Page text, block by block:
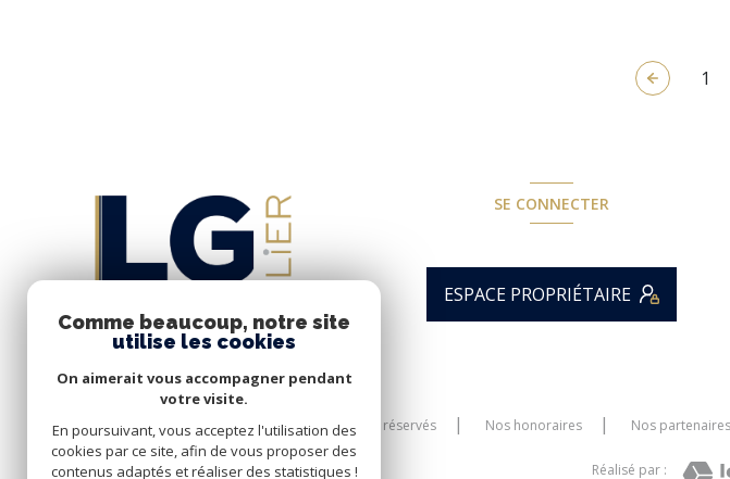
1
SE CONNECTER
ESPACE PROPRIÉTAIRE
© 2026 | Tous droits réservés Nos honoraires Nos partenaires
Réalisé par :
Comme beaucoup, notre site
utilise les cookies
On aimerait vous accompagner pendant
votre visite.
En poursuivant, vous acceptez l'utilisation des
cookies par ce site, afin de vous proposer des
contenus adaptés et réaliser des statistiques !